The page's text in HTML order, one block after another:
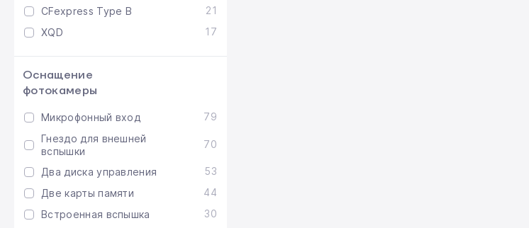
CFexpress Type B
21
XQD
17
Оснащение
фотокамеры
Микрофонный вход
79
Гнездо для внешней
вспышки
70
Два диска управления
53
Две карты памяти
44
Встроенная вспышка
30